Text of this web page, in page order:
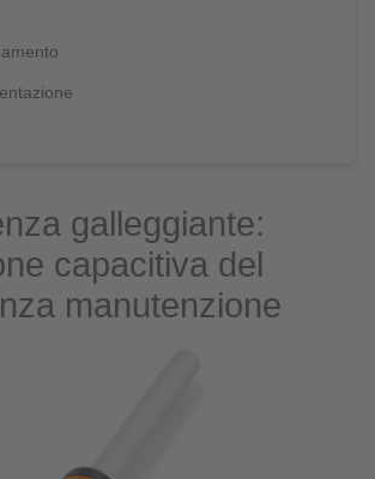
galleggiante:
capacitiva del
manutenzione